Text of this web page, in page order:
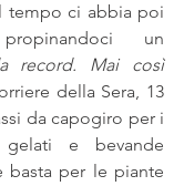
tempo ci abbia poi
record. Mai così
della Sera, 13
da capogiro per i
e bevande
basta per le piante